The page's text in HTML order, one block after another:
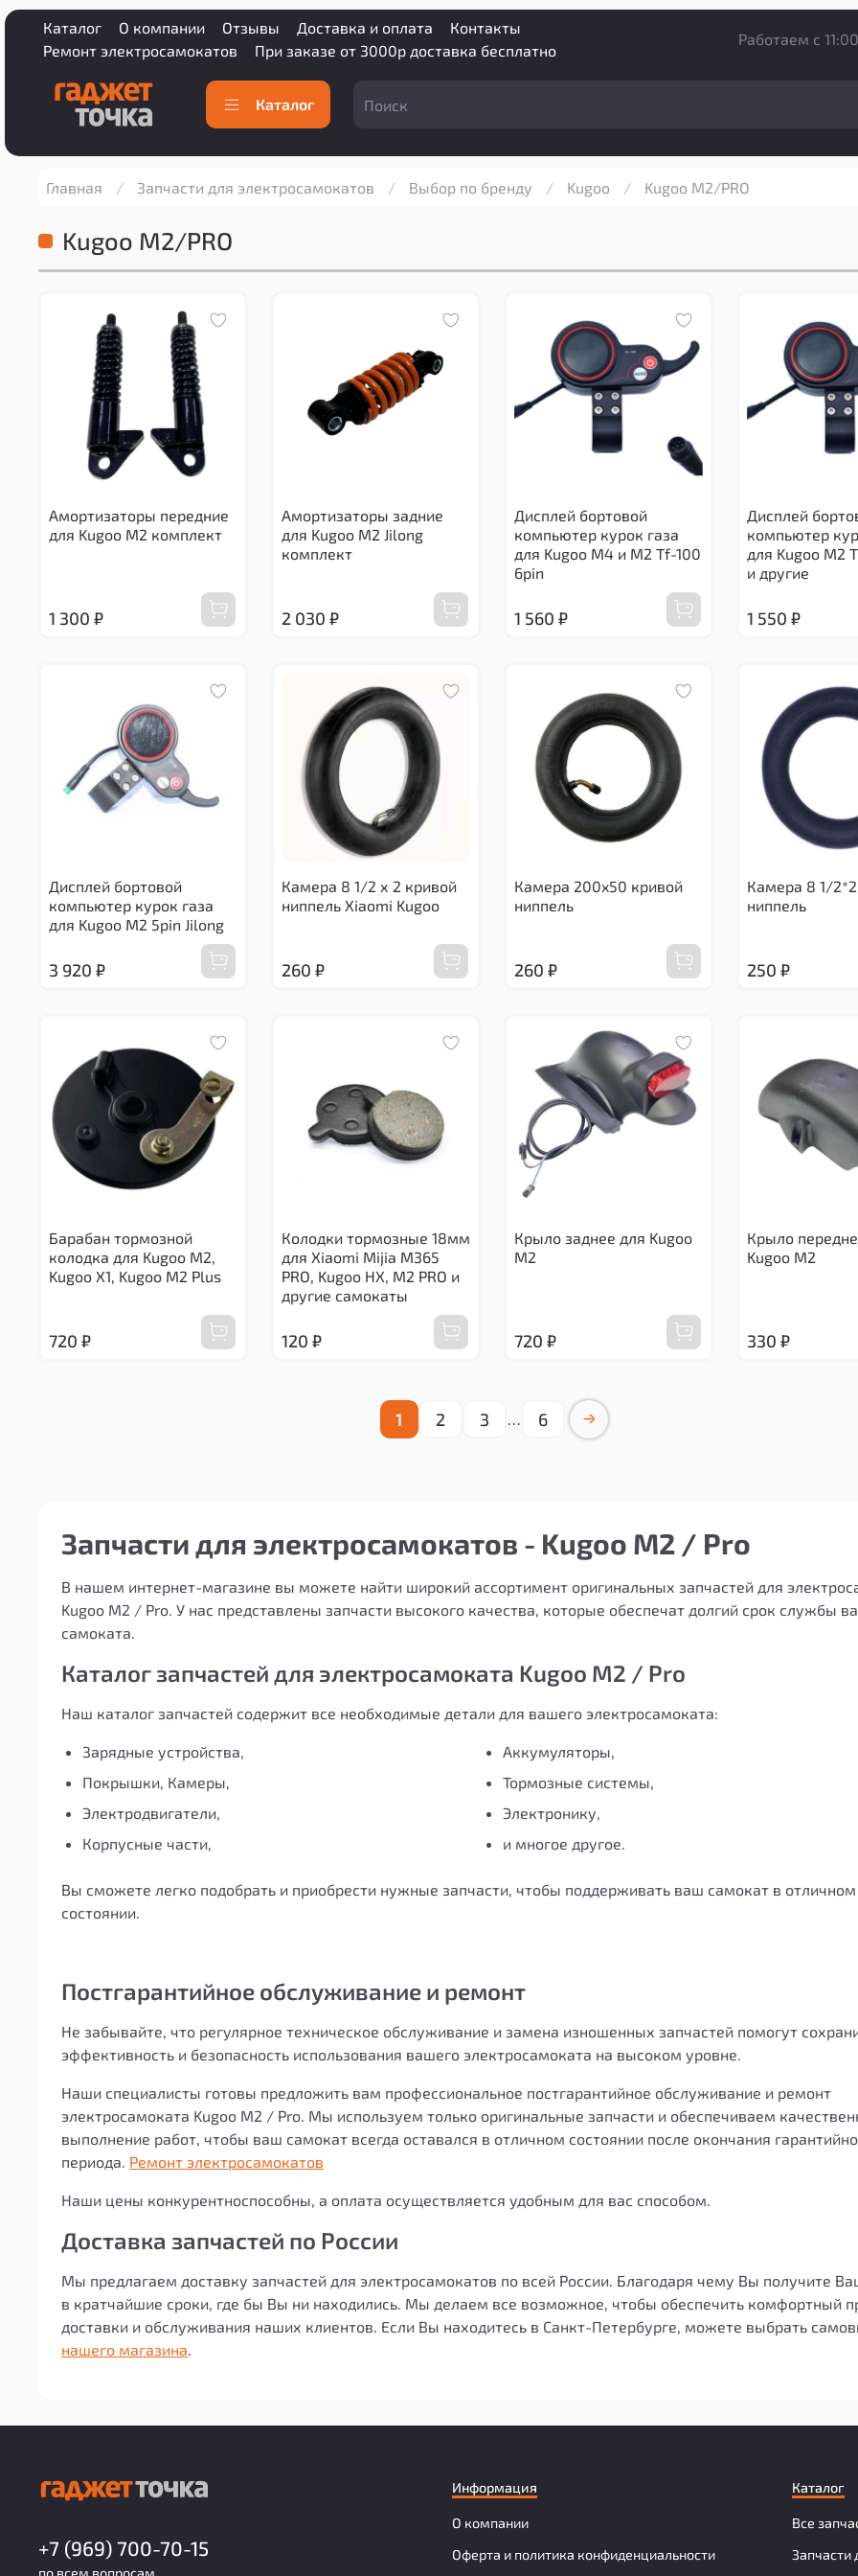
Каталог О компании Отзывы Доставка и оплата
Контакты
Ремонт электросамокатов
При заказе от 3000р доставка бесплатно
Работаем с
Каталог
Главная Запчасти для электросамокатов Выбор по бренду Kugoo Kugoo M2/PRO
Kugoo M2/PRO
Амортизаторы передние
для Kugoo M2 комплект
1 300 ₽
Амортизаторы задние
для Kugoo M2 Jilong
комплект
2 030 ₽
Дисплей бортовой
компьютер курок газа
для Kugoo M4 и M2 Tf-100
6pin
1 560 ₽
Дисплей
компьютер
для Kugoo M2
и другие
1 550 ₽
Дисплей бортовой
компьютер курок газа
для Kugoo M2 5pin Jilong
3 920 ₽
Камера 8 1/2 х 2 кривой
ниппель Xiaomi Kugoo
260 ₽
Камера 200x50 кривой
ниппель
260 ₽
Камера 8 1/
ниппель
250 ₽
Барабан тормозной
колодка для Kugoo M2,
Kugoo X1, Kugoo M2 Plus
720 ₽
Колодки тормозные 18мм
для Xiaomi Mijia M365
PRO, Kugoo HX, M2 PRO и
другие самокаты
120 ₽
Крыло заднее для Kugoo
M2
720 ₽
Крыло
Kugoo M2
330 ₽
1 2 3 … 6
Запчасти для электросамокатов - Kugoo M2 / Pro
В нашем интернет-магазине вы можете найти широкий ассортимент оригинальных запчастей для
Kugoo M2 / Pro. У нас представлены запчасти высокого качества, которые обеспечат долгий срок службы
самоката.
Каталог запчастей для электросамоката Kugoo M2 / Pro
Наш каталог запчастей содержит все необходимые детали для вашего электросамоката:
Зарядные устройства,
Аккумуляторы,
Покрышки, Камеры,
Тормозные системы,
Электродвигатели,
Электронику,
Корпусные части,
и многое другое.
Вы сможете легко подобрать и приобрести нужные запчасти, чтобы поддерживать ваш самокат в отличном
состоянии.
Постгарантийное обслуживание и ремонт
Не забывайте, что регулярное техническое обслуживание и замена изношенных запчастей помогут
эффективность и безопасность использования вашего электросамоката на высоком уровне.
Наши специалисты готовы предложить вам профессиональное постгарантийное обслуживание и ремонт
электросамоката Kugoo M2 / Pro. Мы используем только оригинальные запчасти и обеспечиваем
выполнение работ, чтобы ваш самокат всегда оставался в отличном состоянии после окончания
периода. Ремонт электросамокатов
Наши цены конкурентноспособны, а оплата осуществляется удобным для вас способом.
Доставка запчастей по России
Мы предлагаем доставку запчастей для электросамокатов по всей России. Благодаря чему Вы получите
в кратчайшие сроки, где бы Вы ни находились. Мы делаем все возможное, чтобы обеспечить комфортный
доставки и обслуживания наших клиентов. Если Вы находитесь в Санкт-Петербурге, можете выбрать
нашего магазина.
Информация
О компании
Оферта и политика конфиденциальности
Каталог
Все
Запчасти
+7 (969) 700-70-15